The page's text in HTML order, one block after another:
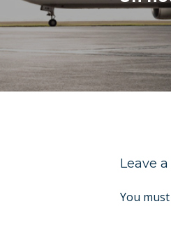
Leave
You